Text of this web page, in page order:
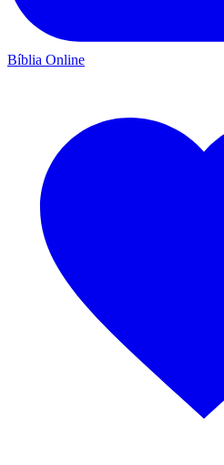
Bíblia Online